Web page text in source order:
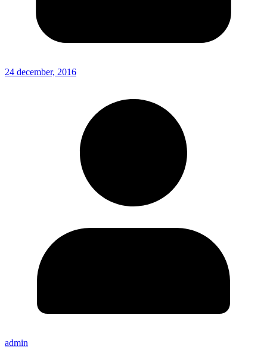
24 december, 2016
admin